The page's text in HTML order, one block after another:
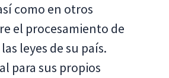
como en otros
el procesamiento de
leyes de su país.
para sus propios